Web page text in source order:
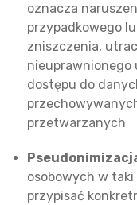
oznacza
przypadkowego
zniszczenia,
nieuprawnionego
dostępu do
przetwarzanych
osobowych w taki
przypisać